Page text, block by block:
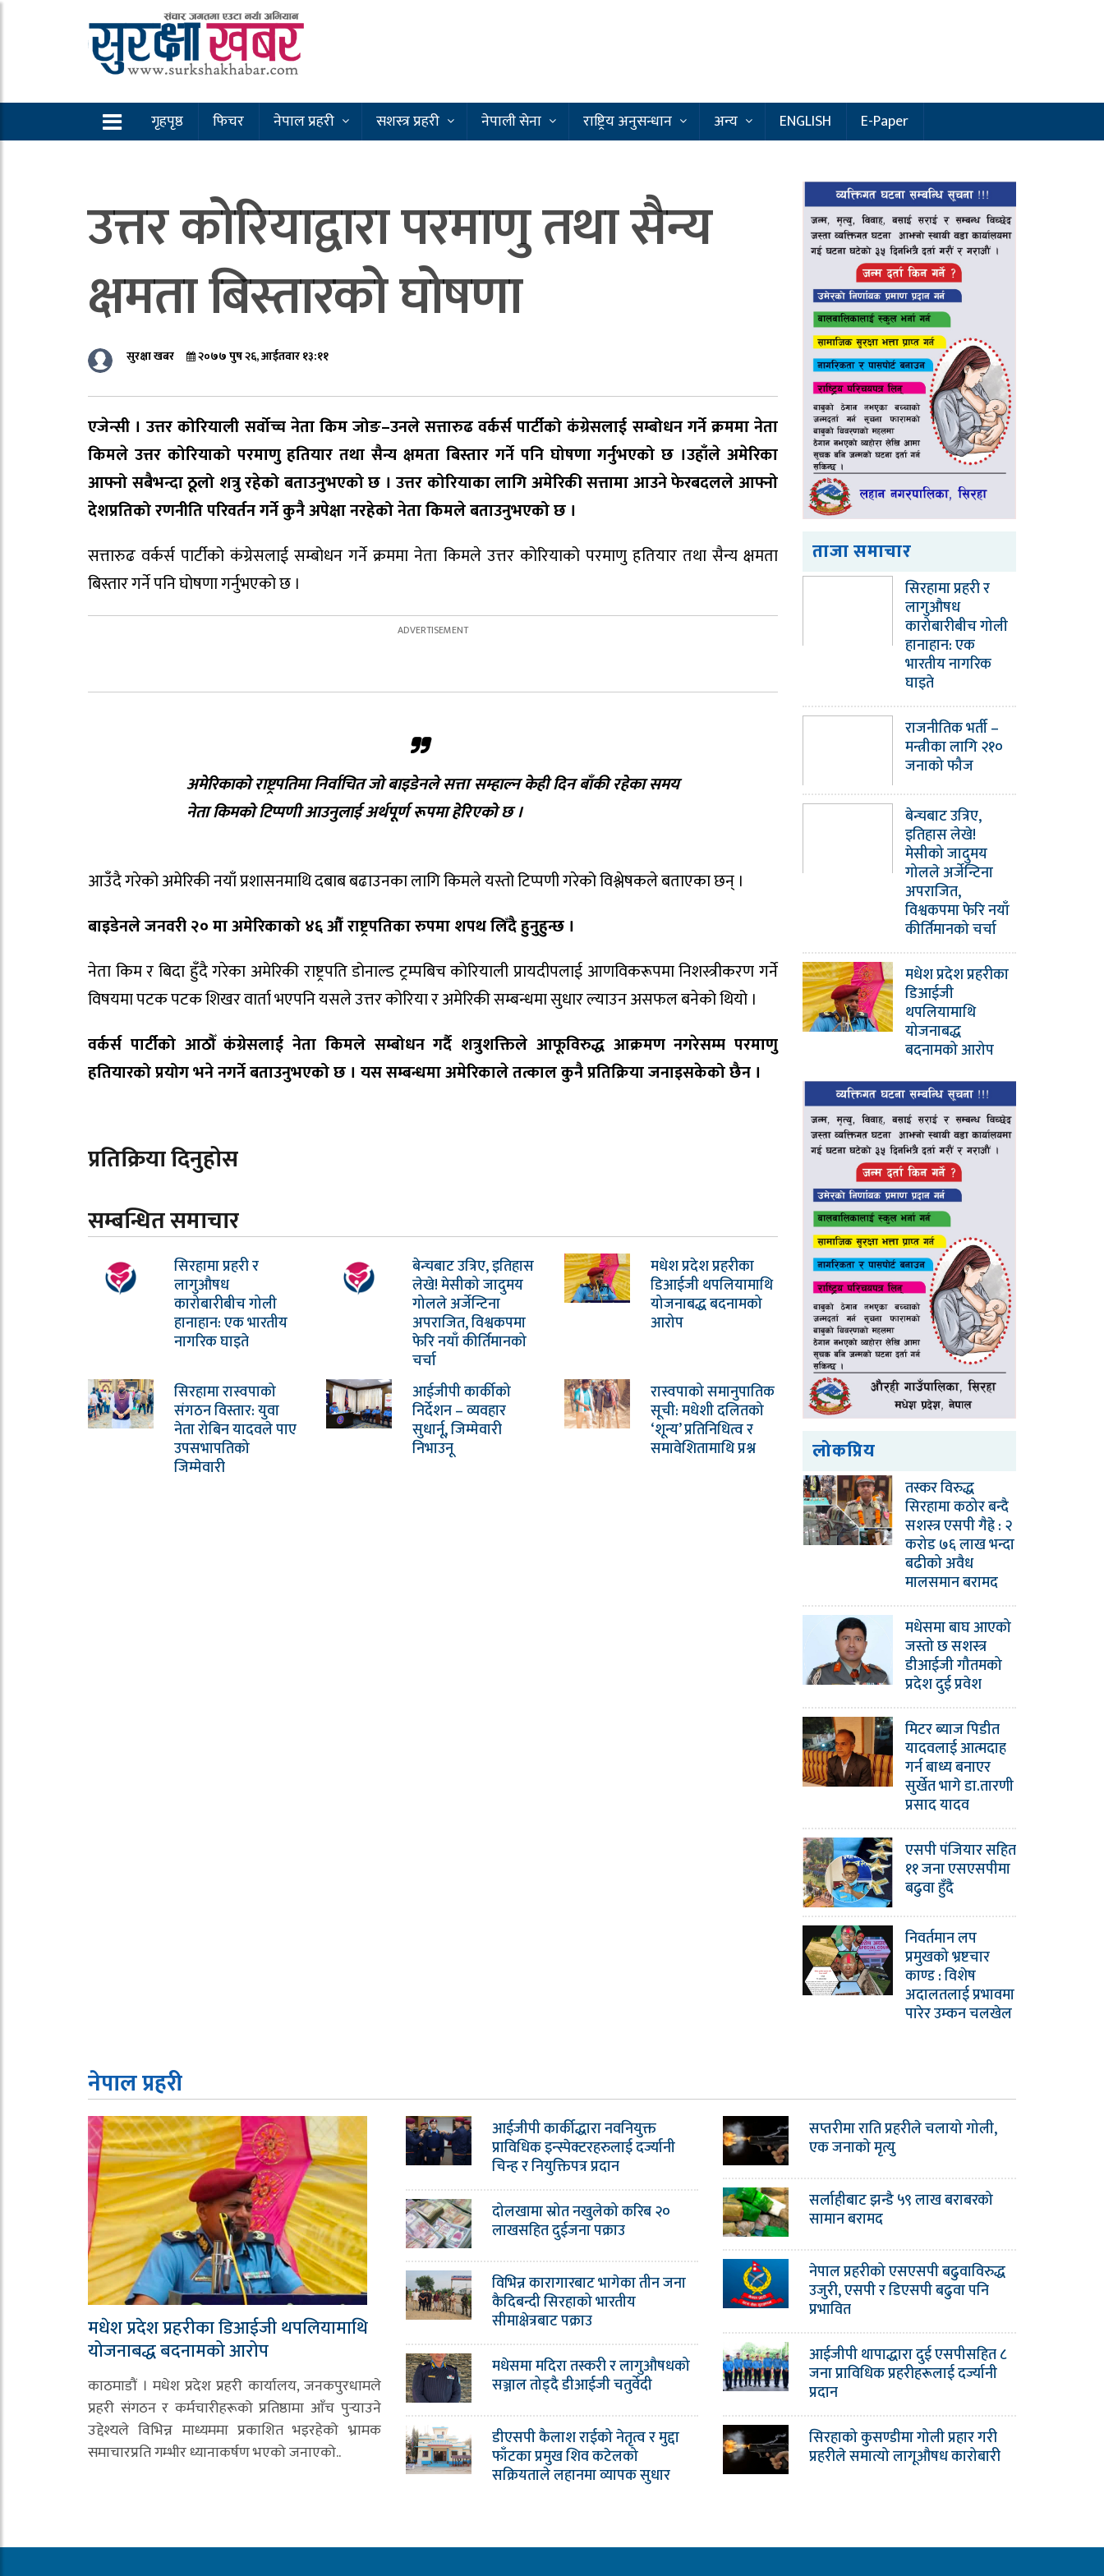
गृहपृष्ठ फिचर नेपाल प्रहरी सशस्त्र प्रहरी नेपाली सेना राष्ट्रिय अनुसन्धान अन्य ENGLISH E-Paper
उत्तर कोरियाद्वारा परमाणु तथा सैन्य
क्षमता बिस्तारको घोषणा
सुरक्षा खबर २०७७ पुष २६, आईतवार १३:११
एजेन्सी । उत्तर कोरियाली सर्वोच्च नेता किम जोङ–उनले सत्तारुढ वर्कर्स पार्टीको कंग्रेसलाई सम्बोधन गर्ने क्रममा नेता
किमले उत्तर कोरियाको परमाणु हतियार तथा सैन्य क्षमता बिस्तार गर्ने पनि घोषणा गर्नुभएको छ ।उहाँले अमेरिका
आफ्नो सबैभन्दा ठूलो शत्रु रहेको बताउनुभएको छ । उत्तर कोरियाका लागि अमेरिकी सत्तामा आउने फेरबदलले आफ्नो
देशप्रतिको रणनीति परिवर्तन गर्ने कुनै अपेक्षा नरहेको नेता किमले बताउनुभएको छ ।
सत्तारुढ वर्कर्स पार्टीको कंग्रेसलाई सम्बोधन गर्ने क्रममा नेता किमले उत्तर कोरियाको परमाणु हतियार तथा सैन्य क्षमता
बिस्तार गर्ने पनि घोषणा गर्नुभएको छ ।
अमेरिकाको राष्ट्रपतिमा निर्वाचित जो बाइडेनले सत्ता सम्हाल्न केही दिन बाँकी रहेका समय
नेता किमको टिप्पणी आउनुलाई अर्थपूर्ण रूपमा हेरिएको छ ।
आउँदै गरेको अमेरिकी नयाँ प्रशासनमाथि दबाब बढाउनका लागि किमले यस्तो टिप्पणी गरेको विश्लेषकले बताएका छन् ।
बाइडेनले जनवरी २० मा अमेरिकाको ४६ औँ राष्ट्रपतिका रुपमा शपथ लिँदै हुनुहुन्छ ।
नेता किम र बिदा हुँदै गरेका अमेरिकी राष्ट्रपति डोनाल्ड ट्रम्पबिच कोरियाली प्रायदीपलाई आणविकरूपमा निशस्त्रीकरण गर्ने
विषयमा पटक पटक शिखर वार्ता भएपनि यसले उत्तर कोरिया र अमेरिकी सम्बन्धमा सुधार ल्याउन असफल बनेको थियो ।
वर्कर्स पार्टीको आठौँ कंग्रेसलाई नेता किमले सम्बोधन गर्दै शत्रुशक्तिले आफूविरुद्ध आक्रमण नगरेसम्म परमाणु
हतियारको प्रयोग भने नगर्ने बताउनुभएको छ । यस सम्बन्धमा अमेरिकाले तत्काल कुनै प्रतिक्रिया जनाइसकेको छैन ।
प्रतिक्रिया दिनुहोस
सम्बन्धित समाचार
सिरहामा प्रहरी र
लागुऔषध
कारोबारीबीच गोली
हानाहान: एक भारतीय
नागरिक घाइते
बेन्चबाट उत्रिए, इतिहास
लेखे! मेसीको जादुमय
गोलले अर्जेन्टिना
अपराजित, विश्वकपमा
फेरि नयाँ कीर्तिमानको
चर्चा
मधेश प्रदेश प्रहरीका
डिआईजी थपलियामाथि
योजनाबद्ध बदनामको
आरोप
सिरहामा रास्वपाको
संगठन विस्तार: युवा
नेता रोबिन यादवले पाए
उपसभापतिको
जिम्मेवारी
आईजीपी कार्कीको
निर्देशन – व्यवहार
सुधार्नू, जिम्मेवारी
निभाउनू
रास्वपाको समानुपातिक
सूची: मधेशी दलितको
‘शून्य’ प्रतिनिधित्व र
समावेशितामाथि प्रश्न
ताजा समाचार
सिरहामा प्रहरी र
लागुऔषध
कारोबारीबीच गोली
हानाहान: एक
भारतीय नागरिक
घाइते
राजनीतिक भर्ती –
मन्त्रीका लागि २१०
जनाको फौज
बेन्चबाट उत्रिए,
इतिहास लेखे!
मेसीको जादुमय
गोलले अर्जेन्टिना
अपराजित,
विश्वकपमा फेरि नयाँ
कीर्तिमानको चर्चा
मधेश प्रदेश प्रहरीका
डिआईजी
थपलियामाथि
योजनाबद्ध
बदनामको आरोप
लोकप्रिय
तस्कर विरुद्ध
सिरहामा कठोर बन्दै
सशस्त्र एसपी गैह्रे : २
करोड ७६ लाख भन्दा
बढीको अवैध
मालसमान बरामद
मधेसमा बाघ आएको
जस्तो छ सशस्त्र
डीआईजी गौतमको
प्रदेश दुई प्रवेश
मिटर ब्याज पिडीत
यादवलाई आत्मदाह
गर्न बाध्य बनाएर
सुर्खेत भागे डा.तारणी
प्रसाद यादव
एसपी पंजियार सहित
११ जना एसएसपीमा
बढुवा हुँदै
निवर्तमान लप
प्रमुखको भ्रष्टचार
काण्ड : विशेष
अदालतलाई प्रभावमा
पारेर उम्कन चलखेल
नेपाल प्रहरी
मधेश प्रदेश प्रहरीका डिआईजी थपलियामाथि
योजनाबद्ध बदनामको आरोप
काठमाडौं । मधेश प्रदेश प्रहरी कार्यालय, जनकपुरधामले
प्रहरी संगठन र कर्मचारीहरूको प्रतिष्ठामा आँच पुर्‍याउने
उद्देश्यले विभिन्न माध्यममा प्रकाशित भइरहेको भ्रामक
समाचारप्रति गम्भीर ध्यानाकर्षण भएको जनाएको..
आईजीपी कार्कीद्धारा नवनियुक्त
प्राविधिक इन्स्पेक्टरहरुलाई दर्ज्यानी
चिन्ह र नियुक्तिपत्र प्रदान
दोलखामा स्रोत नखुलेको करिब २०
लाखसहित दुईजना पक्राउ
विभिन्न कारागारबाट भागेका तीन जना
कैदिबन्दी सिरहाको भारतीय
सीमाक्षेत्रबाट पक्राउ
मधेसमा मदिरा तस्करी र लागुऔषधको
सञ्जाल तोड्दै डीआईजी चतुर्वेदी
डीएसपी कैलाश राईको नेतृत्व र मुद्दा
फाँटका प्रमुख शिव कटेलको
सक्रियताले लहानमा व्यापक सुधार
सप्तरीमा राति प्रहरीले चलायो गोली,
एक जनाको मृत्यु
सर्लाहीबाट झन्डै ५९ लाख बराबरको
सामान बरामद
नेपाल प्रहरीको एसएसपी बढुवाविरुद्ध
उजुरी, एसपी र डिएसपी बढुवा पनि
प्रभावित
आईजीपी थापाद्धारा दुई एसपीसहित ८
जना प्राविधिक प्रहरीहरूलाई दर्ज्यानी
प्रदान
सिरहाको कुसण्डीमा गोली प्रहार गरी
प्रहरीले समात्यो लागूऔषध कारोबारी